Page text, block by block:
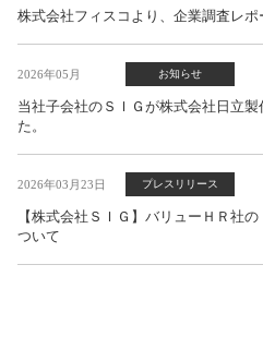
株式会社フィスコより、企業調査レポ
2026年05月 お知らせ
当社子会社のＳＩＧが株式会社日立
た。
2026年03月23日 プレスリリース
【株式会社ＳＩＧ】バリューＨＲ社
ついて